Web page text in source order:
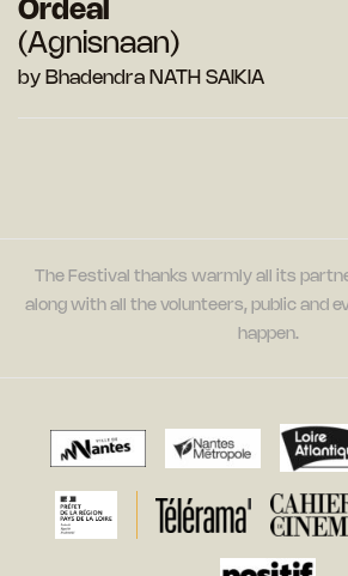
Ordeal
(Agnisnaan)
by Bhadendra NATH SAIKIA
The Festival thanks warmly all its
along with all the volunteers, public and
happen.